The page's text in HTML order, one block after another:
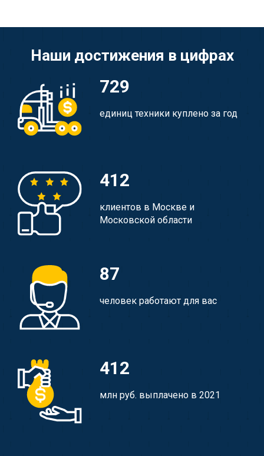
Наши достижения в цифрах
729
единиц техники куплено за год
412
клиентов в Москве и
Московской области
87
человек работают для вас
412
млн руб. выплачено в 2021